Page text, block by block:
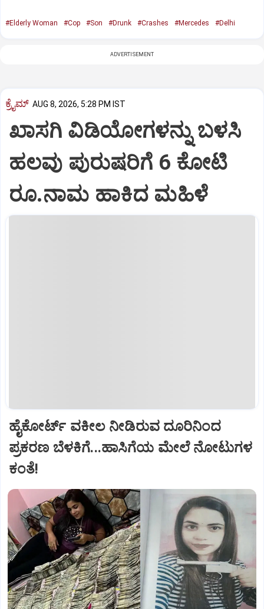
#Elderly Woman #Cop #Son #Drunk #Crashes #Mercedes #Delhi
ADVERTISEMENT
ಕ್ರೈಮ್ AUG 8, 2026, 5:28 PM IST
ಖಾಸಗಿ ವಿಡಿಯೋಗಳನ್ನು ಬಳಸಿ
ಹಲವು ಪುರುಷರಿಗೆ 6 ಕೋಟಿ
ರೂ.ನಾಮ ಹಾಕಿದ ಮಹಿಳೆ
ಹೈಕೋರ್ಟ್‌ ವಕೀಲ ನೀಡಿರುವ ದೂರಿನಿಂದ
ಪ್ರಕರಣ ಬೆಳಕಿಗೆ...ಹಾಸಿಗೆಯ ಮೇಲೆ ನೋಟುಗಳ
ಕಂತೆ!